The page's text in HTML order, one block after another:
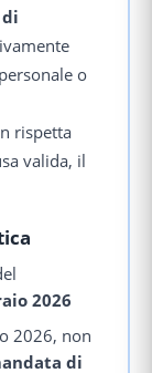
o
rispetta
valida, il
2026
2026, non
di